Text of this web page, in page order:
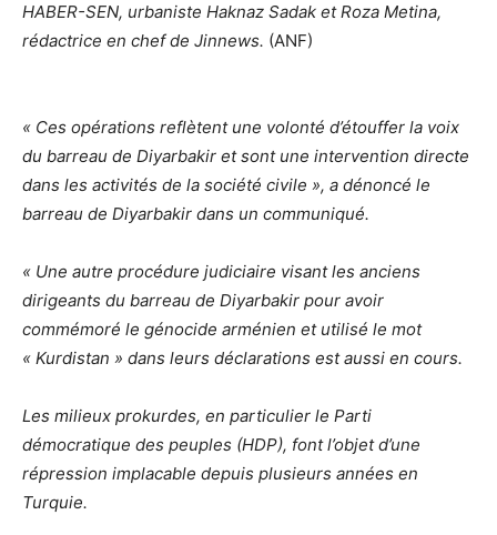
HABER-SEN, urbaniste Haknaz Sadak et Roza Metina,
rédactrice en chef de Jinnews. (ANF)
« Ces opérations reflètent une volonté d’étouffer la voix
du barreau de Diyarbakir et sont une intervention directe
dans les activités de la société civile », a dénoncé le
barreau de Diyarbakir dans un communiqué.
« Une autre procédure judiciaire visant les anciens
dirigeants du barreau de Diyarbakir pour avoir
commémoré le génocide arménien et utilisé le mot
« Kurdistan » dans leurs déclarations est aussi en cours.
Les milieux prokurdes, en particulier le Parti
démocratique des peuples (HDP), font l’objet d’une
répression implacable depuis plusieurs années en
Turquie.